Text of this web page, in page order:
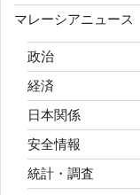
マレーシアニュース
政治
経済
日本関係
安全情報
統計・調査